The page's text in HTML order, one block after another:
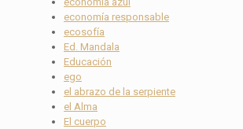
economía responsable
ecosofía
Ed. Mandala
Educación
ego
el abrazo de la serpiente
el Alma
El cuerpo